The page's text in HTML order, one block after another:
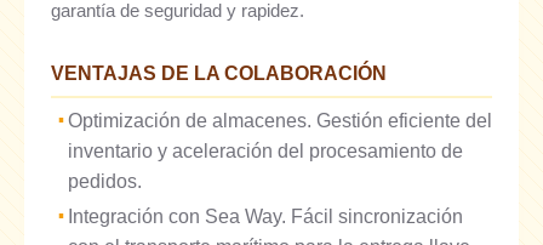
garantía de seguridad y rapidez.
VENTAJAS DE LA COLABORACIÓN
Optimización de almacenes. Gestión eficiente del
inventario y aceleración del procesamiento de
pedidos.
Integración con Sea Way. Fácil sincronización